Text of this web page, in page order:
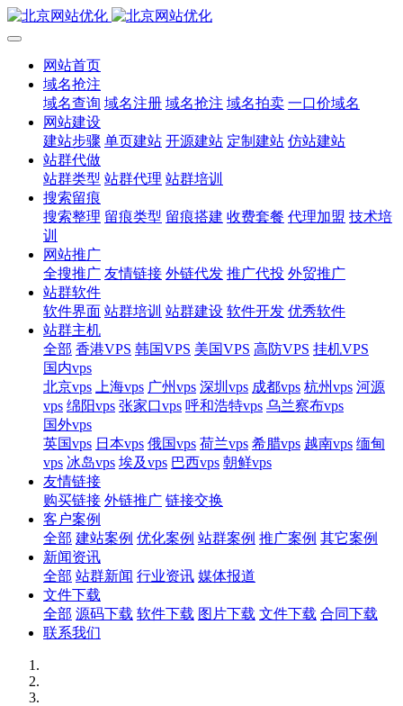
网站首页
域名抢注
域名查询 域名注册 域名抢注 域名拍卖 一口价域名
网站建设
建站步骤 单页建站 开源建站 定制建站 仿站建站
站群代做
站群类型 站群代理 站群培训
搜索留痕
搜索整理 留痕类型 留痕搭建 收费套餐 代理加盟 技术培
训
网站推广
全搜推广 友情链接 外链代发 推广代投 外贸推广
站群软件
软件界面 站群培训 站群建设 软件开发 优秀软件
站群主机
全部 香港VPS 韩国VPS 美国VPS 高防VPS 挂机VPS
国内vps
北京vps
上海vps 广州vps 深圳vps 成都vps 杭州vps 河源
vps 绵阳vps 张家口vps 呼和浩特vps 乌兰察布vps
国外vps
英国vps 日本vps 俄国vps 荷兰vps 希腊vps 越南vps 缅甸
vps 冰岛vps 埃及vps 巴西vps 朝鲜vps
友情链接
购买链接 外链推广 链接交换
客户案例
全部 建站案例 优化案例 站群案例 推广案例 其它案例
新闻资讯
全部 站群新闻 行业资讯 媒体报道
文件下载
全部 源码下载 软件下载 图片下载 文件下载 合同下载
联系我们